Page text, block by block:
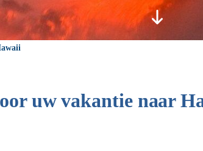
uw vakantie naar